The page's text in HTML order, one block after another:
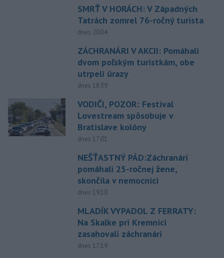
SMRŤ V HORÁCH: V Západných
Tatrách zomrel 76-ročný turista
dnes 20:04
ZÁCHRANÁRI V AKCII: Pomáhali
dvom poľským turistkám, obe
utrpeli úrazy
dnes 18:39
VODIČI, POZOR: Festival
Lovestream spôsobuje v
Bratislave kolóny
dnes 17:01
NEŠŤASTNÝ PÁD:Záchranári
pomáhali 25-ročnej žene,
skončila v nemocnici
dnes 19:10
MLADÍK VYPADOL Z FERRATY:
Na Skalke pri Kremnici
zasahovali záchranári
dnes 17:19